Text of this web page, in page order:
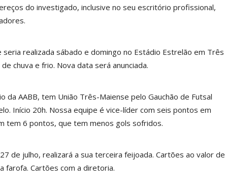
do investigado, inclusive no seu escritório profissional,
seria realizada sábado e domingo no Estádio Estrelão em Três
chuva e frio. Nova data será anunciada.
da AABB, tem União Três-Maiense pelo Gauchão de Futsal
Início 20h. Nossa equipe é vice-líder com seis pontos em
tem 6 pontos, que tem menos gols sofridos.
de julho, realizará a sua terceira feijoada. Cartões ao valor de
farofa. Cartões com a diretoria.